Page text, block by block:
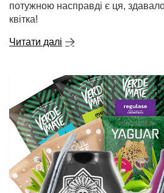
потужною насправді є ця,
квітка!
Читати далі